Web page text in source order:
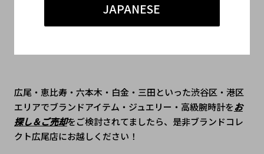
JAPANESE
#ブルガリ #買取
#広尾 ハイブランド
広尾・恵比寿・六本木・白金・三田といった渋谷区・港区
エリアでブランドアイテム・ジュエリー・高級腕時計をお
探し＆ご売却をご検討されてましたら、是非ブランドコレ
クト広尾店にお越しください！